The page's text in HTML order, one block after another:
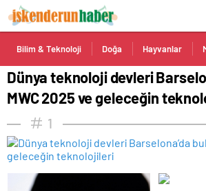
Bilim & Teknoloji Doğa Hayvanlar
Dünya teknoloji devleri
MWC 2025 ve geleceğin
1